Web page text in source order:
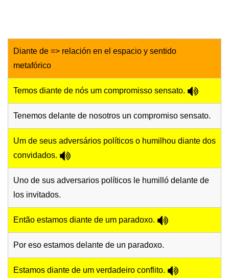
Diante de => relación en el espacio y sentido
metafórico
Temos diante de nós um compromisso sensato.
Tenemos delante de nosotros un compromiso sensato.
Um de seus adversários políticos o humilhou diante dos
convidados.
Uno de sus adversarios políticos le humilló delante de
los invitados.
Então estamos diante de um paradoxo.
Por eso estamos delante de un paradoxo.
Estamos diante de um verdadeiro conflito.